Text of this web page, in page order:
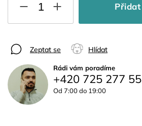
Zeptat se Hlídat
Rádi vám poradíme
+420 725 277
Od 7:00 do 19:00